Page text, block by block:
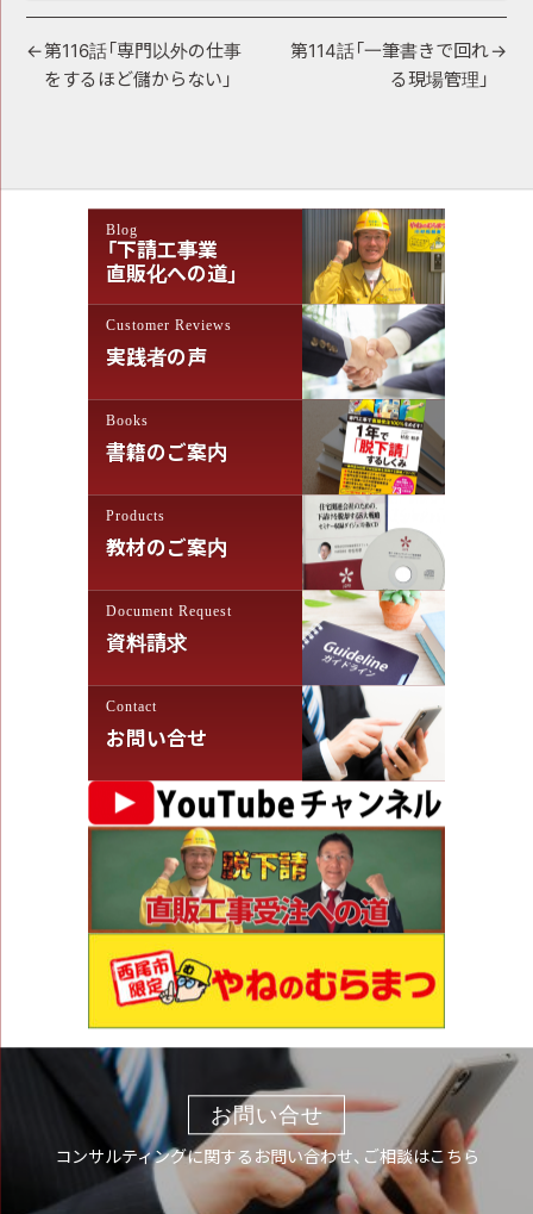
投
稿
ゲ
第114話「一筆書きで回れ
る現場管理」
第116話「専門以外の仕事
をするほど儲からない」
Blog
「下請工事業
直販化への道」
Customer Reviews
実践者の声
Books
書籍のご案内
Products
教材のご案内
Document Request
資料請求
Contact
お問い合せ
お問い合せ
コンサルティングに関するお問い合わせ、ご相談はこちら